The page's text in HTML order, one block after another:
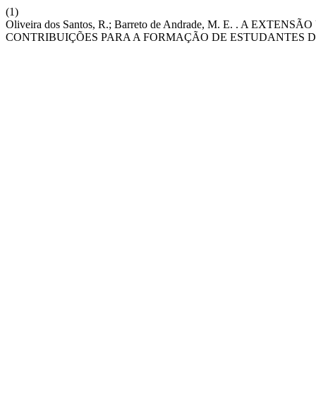
(1)
Oliveira dos Santos, R.; Barreto de Andrade, M. E. . A
CONTRIBUIÇÕES PARA A FORMAÇÃO DE ESTUDANTES